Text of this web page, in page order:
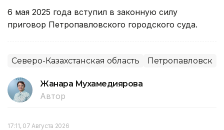
6 мая 2025 года вступил в законную силу
приговор Петропавловского городского суда.
Северо-Казахстанская область Петропавловск
Жанара Мухамедиярова
Автор
17:11, 07 Августа 2026